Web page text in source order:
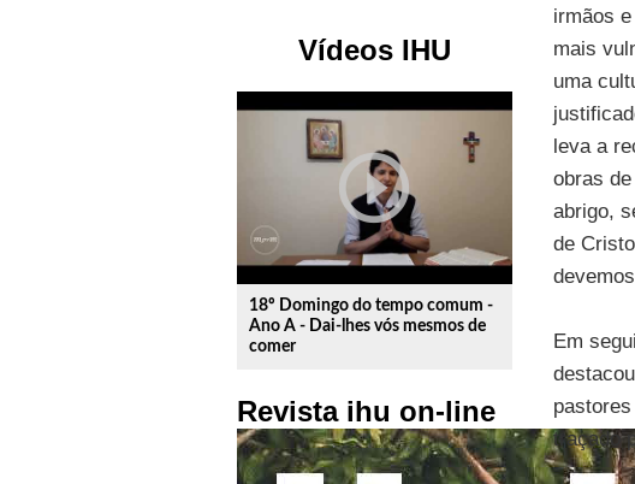
Vídeos IHU
play_circle_outline
18º Domingo do tempo comum -
Ano A - Dai-lhes vós mesmos de
comer
Revista ihu on-line
irmãos
mais
uma
leva a
obras
abrigo,
de
Em
traçado